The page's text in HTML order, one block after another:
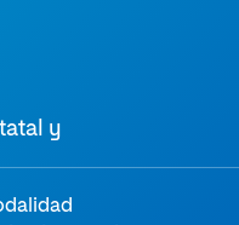
Salud
Facultad de Economía y
Empresa
y